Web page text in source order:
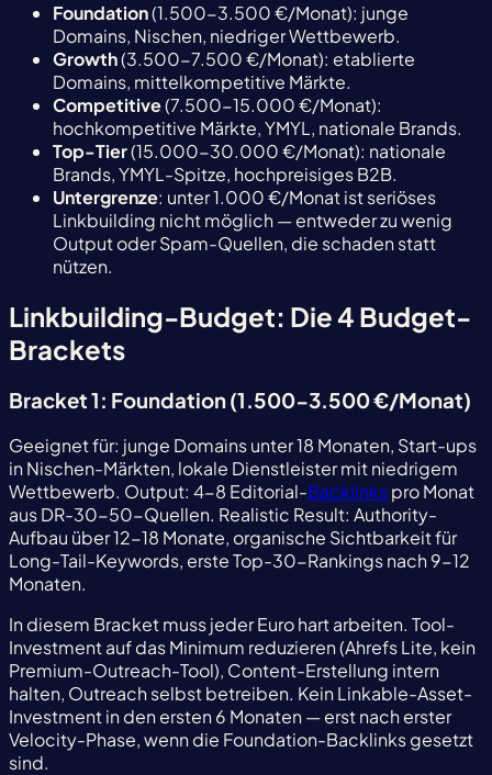
Foundation(1.500-3.500 €/Monat): junge
Domains, Nischen, niedriger Wettbewerb.
Growth(3.500-7.500 €/Monat): etablierte
Domains, mittelkompetitive Märkte.
Competitive(7.500-15.000 €/Monat):
hochkompetitive Märkte, YMYL, nationale Brands.
Top-Tier(15.000-30.000 €/Monat): nationale
Brands, YMYL-Spitze, hochpreisiges B2B.
Untergrenze: unter 1.000 €/Monat ist seriöses
Linkbuilding nicht möglich — entweder zu wenig
Output oder Spam-Quellen, die schaden statt
nützen.
Linkbuilding-Budget: Die 4 Budget-
Brackets
Bracket 1: Foundation (1.500-3.500 €/Monat)
Geeignet für: junge Domains unter 18 Monaten, Start-ups
in Nischen-Märkten, lokale Dienstleister mit niedrigem
Wettbewerb. Output: 4-8 Editorial-Backlinkspro Monat
aus DR-30-50-Quellen. Realistic Result: Authority-
Aufbau über 12-18 Monate, organische Sichtbarkeit für
Long-Tail-Keywords, erste Top-30-Rankings nach 9-12
Monaten.
In diesem Bracket muss jeder Euro hart arbeiten. Tool-
Investment auf das Minimum reduzieren (Ahrefs Lite, kein
Premium-Outreach-Tool), Content-Erstellung intern
halten, Outreach selbst betreiben. Kein Linkable-Asset-
Investment in den ersten 6 Monaten — erst nach erster
Velocity-Phase, wenn die Foundation-Backlinks gesetzt
sind.